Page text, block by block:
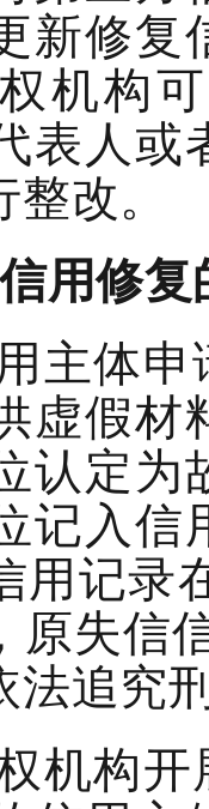
新修复
机构
表人或
改。
信用修复
主体申
虚假材
认定为
记入信
用记录
原失信
法追究
机构